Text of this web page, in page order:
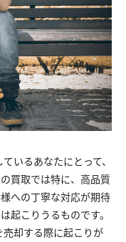
いるあなたにとって、
買取では特に、高品質
への丁寧な対応が期待
起こりうるものです。
却する際に起こりが